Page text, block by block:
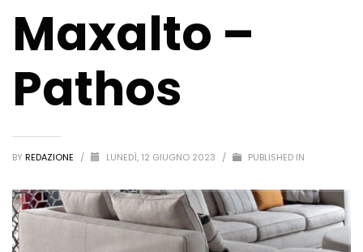
Maxalto –
Pathos
BY REDAZIONE / LUNEDÌ, 12 GIUGNO 2023 / PUBLISHED IN